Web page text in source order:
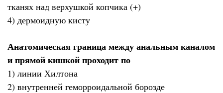
тканях над верхушкой копчика (+)
4) дермоидную кисту
Анатомическая граница между анальным каналом
и прямой кишкой проходит по
1) линии Хилтона
2) внутренней геморроидальной борозде